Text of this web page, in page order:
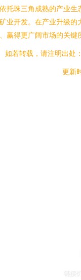
托珠三角成熟的产业生
业开发。在产业升级的
赢得更广阔市场的关键
如若转载，请注明出处
更新